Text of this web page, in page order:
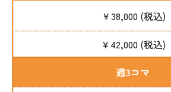
￥38,000 (税込)
￥42,000 (税込)
週3コマ